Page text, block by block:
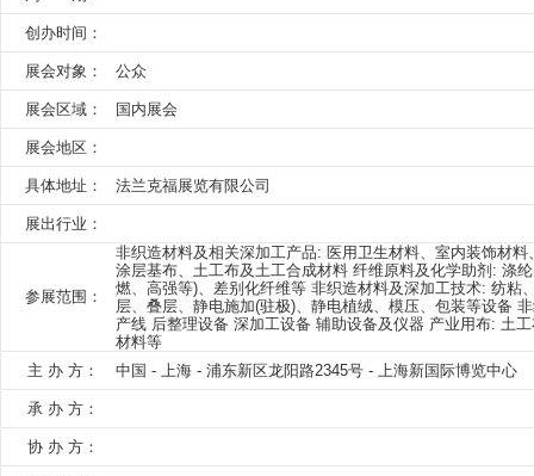
创办时间：
展会对象： 公众
展会区域： 国内展会
展会地区：
具体地址： 法兰克福展览有限公司
展出行业：
参展范围：
非织造材料及相关深加工产品: 医用卫生材料、室内装饰材
涂层基布、土工布及土工合成材料 纤维原料及化学助剂: 涤
燃、高强等)、差别化纤维等 非织造材料及深加工技术: 纺
层、叠层、静电施加(驻极)、静电植绒、模压、包装等设备
产线 后整理设备 深加工设备 辅助设备及仪器 产业用布: 土
材料等
主 办 方：
中国 - 上海 - 浦东新区龙阳路2345号 - 上海新国际博览中心
承 办 方：
协 办 方：